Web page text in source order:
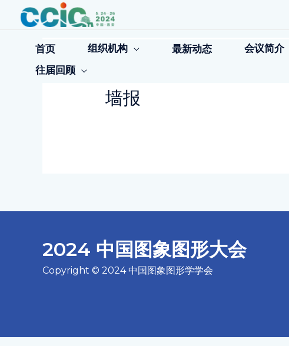
首页 组织机构 最新动态 会议简介
往届回顾
墙报
2024 中国图象图形大会
Copyright © 2024中国图象图形学学会